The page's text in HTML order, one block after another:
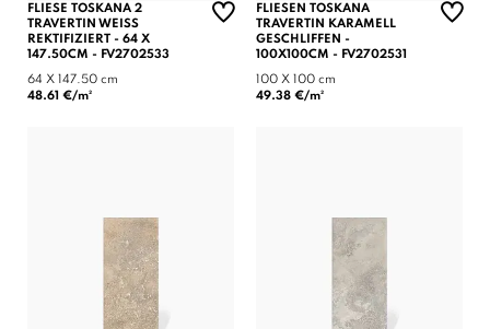
FLIESE TOSKANA 2
TRAVERTIN WEISS R
EKTIFIZIERT - 64 X 1
47.50CM - FV2702533
64 X 147.50 cm
48.61 €/m²
FLIESEN TOSKANA
TRAVERTIN KARAMELL
GESCHLIFFEN -
100X100CM - FV2702531
100 X 100 cm
49.38 €/m²